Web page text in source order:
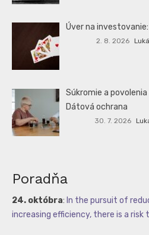
Úver na
2. 8. 2026
Súkromie a
Dátová ochrana
30. 7. 2026
Poradňa
24. októbra: In the pursuit of
increasing efficiency, there is a risk